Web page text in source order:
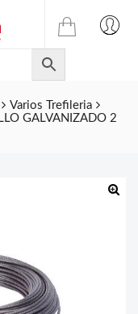
TIENDA
ONLINE
DE
JULIAN
CELDA
Varios Trefileria
GALVANIZADO 2